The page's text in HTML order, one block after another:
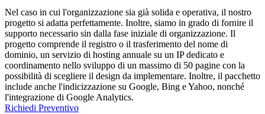
Nel caso in cui l'organizzazione sia già solida e operativa, il nostro
progetto si adatta perfettamente. Inoltre, siamo in grado di fornire il
supporto necessario sin dalla fase iniziale di organizzazione. Il
progetto comprende il registro o il trasferimento del nome di
dominio, un servizio di hosting annuale su un IP dedicato e
coordinamento nello sviluppo di un massimo di 50 pagine con la
possibilità di scegliere il design da implementare. Inoltre, il pacchetto
include anche l'indicizzazione su Google, Bing e Yahoo, nonché
l'integrazione di Google Analytics.
Richiedi Preventivo